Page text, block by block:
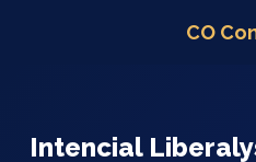
CO
Intencial